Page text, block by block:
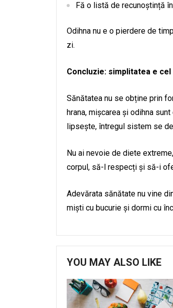
Fă o listă de recunoștință
Odihna nu e o pierdere de
zi.
Concluzie: simplitatea e
Sănătatea nu se obține prin
hrana, mișcarea și odihna
lipsește, întregul sistem se
Nu ai nevoie de diete
corpul, să-l respecți și să-i
Adevărata sănătate nu vine
miști cu bucurie și dormi cu
YOU MAY ALSO LIKE